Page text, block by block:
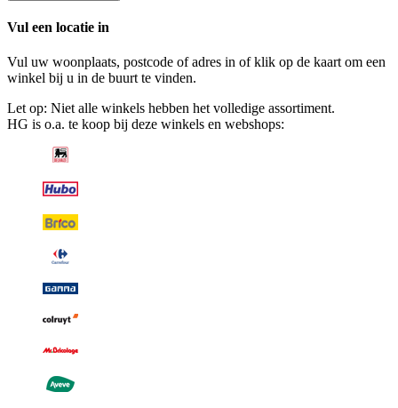
Vul een locatie in
Vul uw woonplaats, postcode of adres in of klik op de kaart om een
winkel bij u in de buurt te vinden.
Let op: Niet alle winkels hebben het volledige assortiment.
HG is o.a. te koop bij deze winkels en webshops: